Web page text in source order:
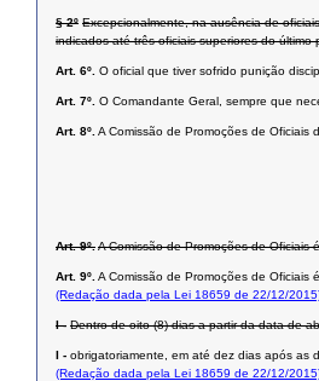
§ 2º Excepcionalmente, na ausência de
indicados até três oficiais superiores do
Art. 6º. O oficial que tiver sofrido punição
Art. 7º. O Comandante Geral, sempre que
Art. 8º. A Comissão de Promoções de Oficiais
Art. 9º.A Comissão de Promoções de Oficiais
Art. 9º. A Comissão de Promoções de Oficiais
(Redação dada pela Lei 18659 de 22/12/
I - Dentro de oito (8) dias a partir da data de
I - obrigatoriamente, em até dez dias após as
(Redação dada pela Lei 18659 de 22/12/